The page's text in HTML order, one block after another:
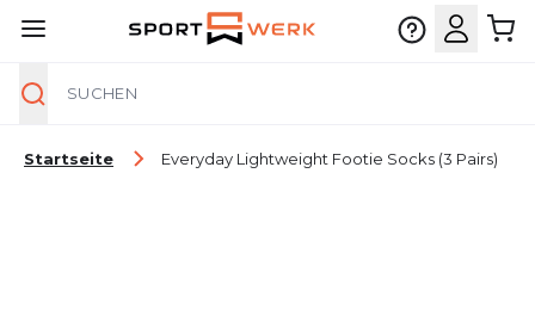
Startseite Everyday Lightweight Footie Socks (3 Pairs)